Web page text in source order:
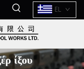
EL
ίξου